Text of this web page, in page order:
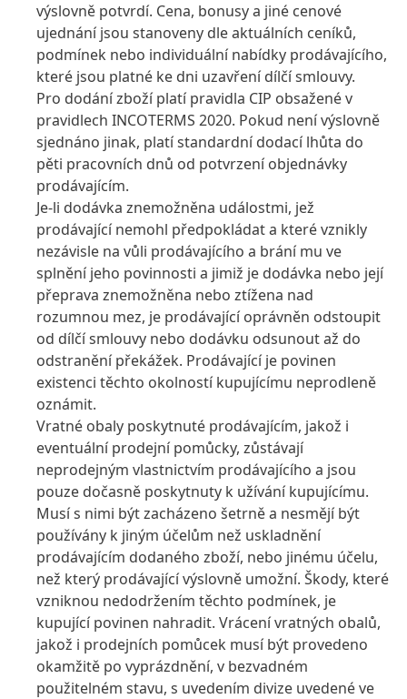
výslovně potvrdí. Cena, bonusy a jiné cenové
ujednání jsou stanoveny dle aktuálních ceníků,
podmínek nebo individuální nabídky prodávajícího,
které jsou platné ke dni uzavření dílčí smlouvy.
Pro dodání zboží platí pravidla CIP obsažené v
pravidlech INCOTERMS 2020. Pokud není výslovně
sjednáno jinak, platí standardní dodací lhůta do
pěti pracovních dnů od potvrzení objednávky
prodávajícím.
Je-li dodávka znemožněna událostmi, jež
prodávající nemohl předpokládat a které vznikly
nezávisle na vůli prodávajícího a brání mu ve
splnění jeho povinnosti a jimiž je dodávka nebo její
přeprava znemožněna nebo ztížena nad
rozumnou mez, je prodávající oprávněn odstoupit
od dílčí smlouvy nebo dodávku odsunout až do
odstranění překážek. Prodávající je povinen
existenci těchto okolností kupujícímu neprodleně
oznámit.
Vratné obaly poskytnuté prodávajícím, jakož i
eventuální prodejní pomůcky, zůstávají
neprodejným vlastnictvím prodávajícího a jsou
pouze dočasně poskytnuty k užívání kupujícímu.
Musí s nimi být zacházeno šetrně a nesmějí být
používány k jiným účelům než uskladnění
prodávajícím dodaného zboží, nebo jinému účelu,
než který prodávající výslovně umožní. Škody, které
vzniknou nedodržením těchto podmínek, je
kupující povinen nahradit. Vrácení vratných obalů,
jakož i prodejních pomůcek musí být provedeno
okamžitě po vyprázdnění, v bezvadném
použitelném stavu, s uvedením divize uvedené ve